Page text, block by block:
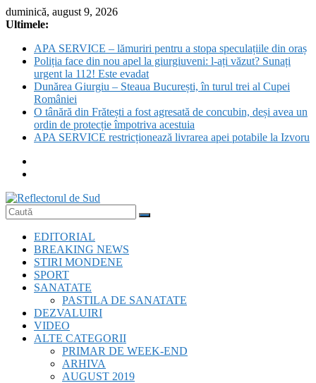
Skip
to
duminică, august 9, 2026
Ultimele:
APA SERVICE – lămuriri pentru a stopa speculațiile din oraș
Poliția face din nou apel la giurgiuveni: l-ați văzut? Sunați
urgent la 112! Este evadat
Dunărea Giurgiu – Steaua București, în turul trei al Cupei
României
O tânără din Frătești a fost agresată de concubin, deși avea un
ordin de protecție împotriva acestuia
APA SERVICE restricționează livrarea apei potabile la Izvoru
Reflectorul
Sud
EDITORIAL
BREAKING NEWS
STIRI MONDENE
SPORT
SANATATE
PASTILA DE SANATATE
DEZVALUIRI
VIDEO
ALTE CATEGORII
PRIMAR DE WEEK-END
ARHIVA
AUGUST 2019